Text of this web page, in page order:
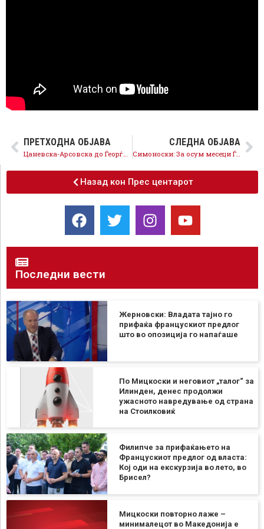
ПРЕТХОДНА ОБЈАВА
Цаневска-Арсовска до Ѓеорѓиевски: Каде завршија ветувањата за чисто Скопје и кој ги одобрува спорните директорски функции?
СЛЕДНА ОБЈАВА
Симоноски: За осум месеци Ѓорѓиевски нема реализирано ниту едно од клучните ветувања за Ѓорче Петров
Назад кон Прес центарот
Последни вести
Жерновски: Владата тајно го
прифаќа францускиот предлог
што во опозиција го напаѓаше
По Мицкоски и неговиот „талог“ за
Илинден, денес продолжи
ужасното навредување од страна
на Стоилковиќ
Филипче за прифаќањето на
Францускиот предлог од власта:
Кој оди на екскурзија во лето, во
Брисел?
Мицкоски повторно лаже –
минималецот во Македонија е